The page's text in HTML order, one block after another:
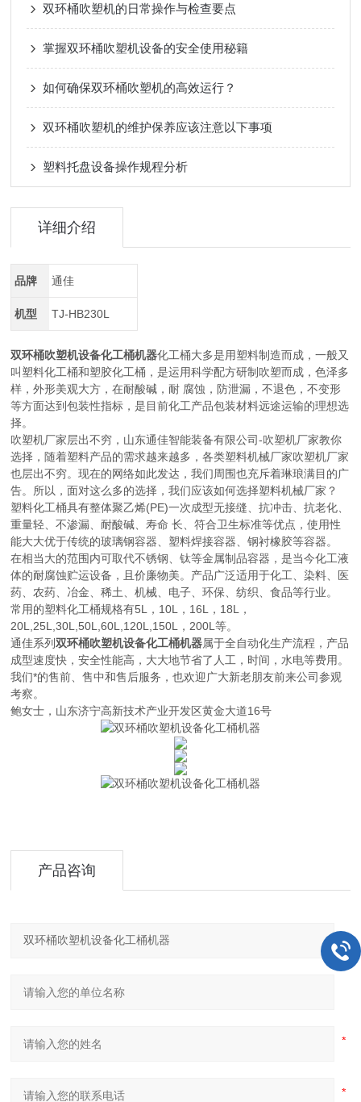
双环桶吹塑机的日常操作与检查要点
掌握双环桶吹塑机设备的安全使用秘籍
如何确保双环桶吹塑机的高效运行？
双环桶吹塑机的维护保养应该注意以下事项
塑料托盘设备操作规程分析
详细介绍
品牌 通佳
机型 TJ-HB230L
双环桶吹塑机设备化工桶机器化工桶大多是用塑料制造而成，一般又
叫塑料化工桶和塑胶化工桶，是运用科学配方研制吹塑而成，色泽多
样，外形美观大方，在耐酸碱，耐 腐蚀，防泄漏，不退色，不变形
等方面达到包装性指标，是目前化工产品包装材料远途运输的理想选
择。
吹塑机厂家层出不穷，山东通佳智能装备有限公司-吹塑机厂家教你
选择，随着塑料产品的需求越来越多，各类塑料机械厂家吹塑机厂家
也层出不穷。现在的网络如此发达，我们周围也充斥着琳琅满目的广
告。所以，面对这么多的选择，我们应该如何选择塑料机械厂家？
塑料化工桶具有整体聚乙烯(PE)一次成型无接缝、抗冲击、抗老化、
重量轻、不渗漏、耐酸碱、寿命 长、符合卫生标准等优点，使用性
能大大优于传统的玻璃钢容器、塑料焊接容器、钢衬橡胶等容器。
在相当大的范围内可取代不锈钢、钛等金属制品容器，是当今化工液
体的耐腐蚀贮运设备，且价廉物美。产品广泛适用于化工、染料、医
药、农药、冶金、稀土、机械、电子、环保、纺织、食品等行业。
常用的塑料化工桶规格有5L，10L，16L，18L，
20L,25L,30L,50L,60L,120L,150L，200L等。
通佳系列双环桶吹塑机设备化工桶机器属于全自动化生产流程，产品
成型速度快，安全性能高，大大地节省了人工，时间，水电等费用。
我们*的售前、售中和售后服务，也欢迎广大新老朋友前来公司参观
考察。
鲍女士，山东济宁高新技术产业开发区黄金大道16号
产品咨询